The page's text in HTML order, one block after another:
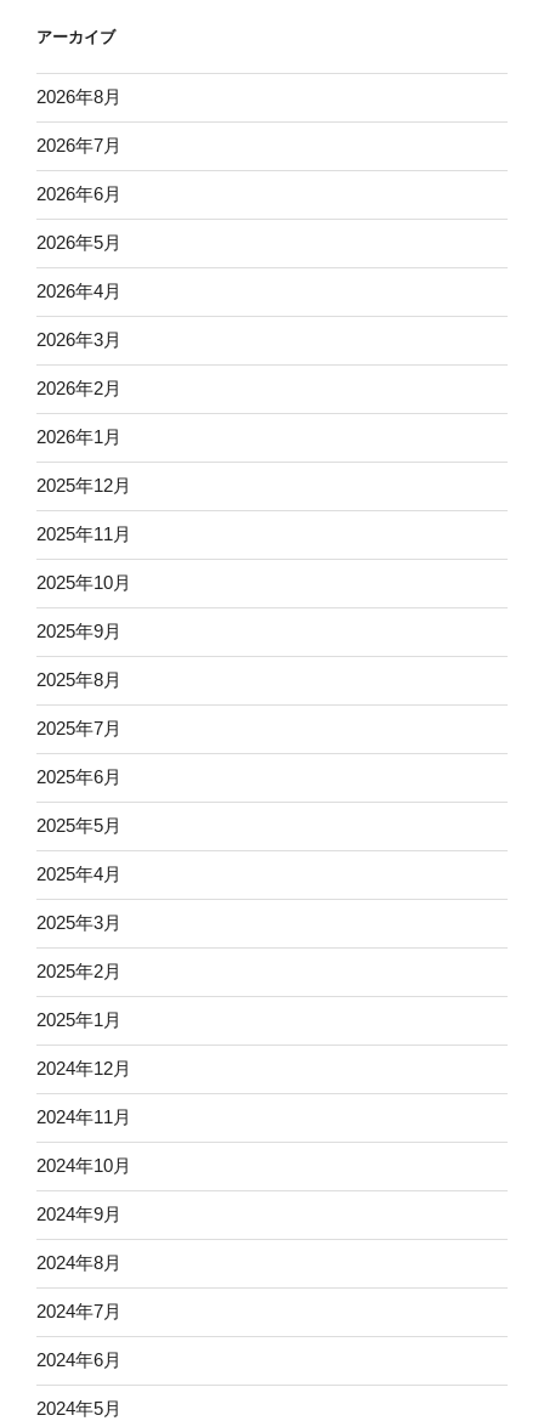
アーカイブ
2026年8月
2026年7月
2026年6月
2026年5月
2026年4月
2026年3月
2026年2月
2026年1月
2025年12月
2025年11月
2025年10月
2025年9月
2025年8月
2025年7月
2025年6月
2025年5月
2025年4月
2025年3月
2025年2月
2025年1月
2024年12月
2024年11月
2024年10月
2024年9月
2024年8月
2024年7月
2024年6月
2024年5月